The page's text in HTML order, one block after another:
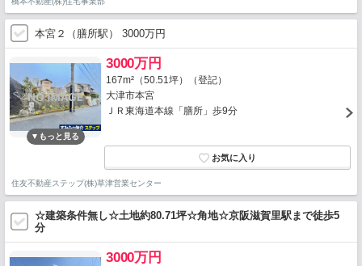
本宮２（膳所駅） 3000万円
3000万円
167m²（50.51坪）（登記）
大津市本宮
ＪＲ東海道本線「膳所」歩9分
住友不動産ステップ(株)草津営業センター
☆建築条件無し☆土地約80.71坪☆角地☆京阪滋賀里駅まで徒歩5
分
3000万円